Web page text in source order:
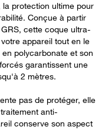
la protection ultime pour
Conçue à partir
cette coque ultra-
appareil tout en le
polycarbonate et son
garantissent une
2 mètres.
pas de protéger, elle
anti-
conserve son aspect